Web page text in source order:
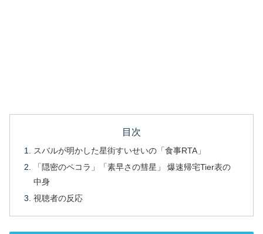
目次
スバルが明かした星街すいせいの「食事RTA」
「隠密のペコラ」「素早さの彗星」 爆速帰宅Tier表の
中身
視聴者の反応